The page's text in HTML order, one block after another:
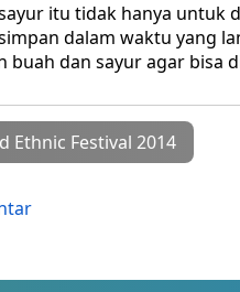
itu tidak hanya untuk
dalam waktu yang
buah dan sayur agar bisa
Ethnic Festival 2014